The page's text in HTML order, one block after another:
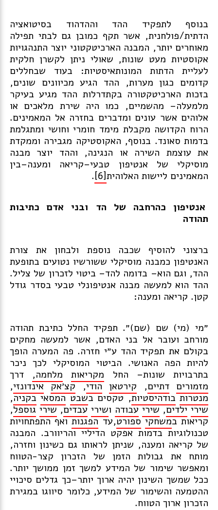
בנוסף לתפקיד ההד וההדהוד בסיטואציה
הדתית/פולחנית, אשר תקף כמובן גם לבתי תפילה
מאוחרים יותר, המבנה הארכיטקטוני יוצר התנהגויות
אקוסטיות מעט שונות, שאולי ניתן לקשרן חלקית
לעליית הדתות המונותאיסטיות: בעוד שבחללים
קדומים כגון מערות, ההד הגיע מכיוונים שונים,
בזכות הארכיטקטורה בקתדרלות ההד מגיע בעיקר
מלמעלה– מהשמיים, כמו היה שירת מלאכים או
אלוהים אשר עונים ומדברים בחזרה אל המאמינים.
הרוח הקדושה מקבלת מימד חומרי וחושי ומתגלמת
בדמות סאונד. בנוסף, האקוסטיקה מגבירה וממקדת
את עוצמת השירה או הנגינה, וההד יוצר מבנה
מוסיקלי של אנטיפון טבעי–קריאה ומענה–בין
המאמינים ליישות האלוהית[6]
.
אנטיפון כהרחבה של הד ובני אדם כתיבות
תהודה
ברצוני להוסיף שכבה נוספת ולבחון את צורת
האנטיפון כמבנה מוסיקלי ששורשיו נטועים בתופעת
ההד, וגם הוא– בדומה להד– ביטוי לזכרון של צליל.
ההד הוא למעשה מבנה אנטיפונלי טבעי בסדר גודל
קטן. קריאה ומענה:
״מי (מי) שם (שם)״. תפקיד החלל כתיבת תהודה
מורחב ועובר אל בני האדם, אשר למעשה מחקים
בקולם את תפקיד ההד ע״י חזרה. פה המערה הופך
להיות הפה האנושי. הביטוי המוסיקלי לכך ניכר
בתרבויות שונות– החל מקריאות מלחמה, דרך
מזמורים דתיים, קירטאן הודי,קצ׳אק אינדונזי,
מנטרות בודהיסטיות, טקסים בשבט המסאי בקניה,
שירי ילדים,שירי עבודה ושירי עבדים,שירי גוספל,
קריאות במשחקי ספורט,עדהפגנותואף התפתחויות
טכנולוגיות בדמות אפקט הדיליי והריוורב. המבנה
של קריאה ומענה, שניתן לראותו גם כשינון וחזרה,
מותח את גבולות הזמן של הזכרון קצר-הטווח
ומאפשר שימור של המידע למשך זמן ממושך יותר.
ככל שמשך השינון יהיה ארוך יותר–כך גדלים סיכויי
ההטמעה והשימור של המידע, כלומר סיווגו במגירת
הזכרון ארוך הטווח.